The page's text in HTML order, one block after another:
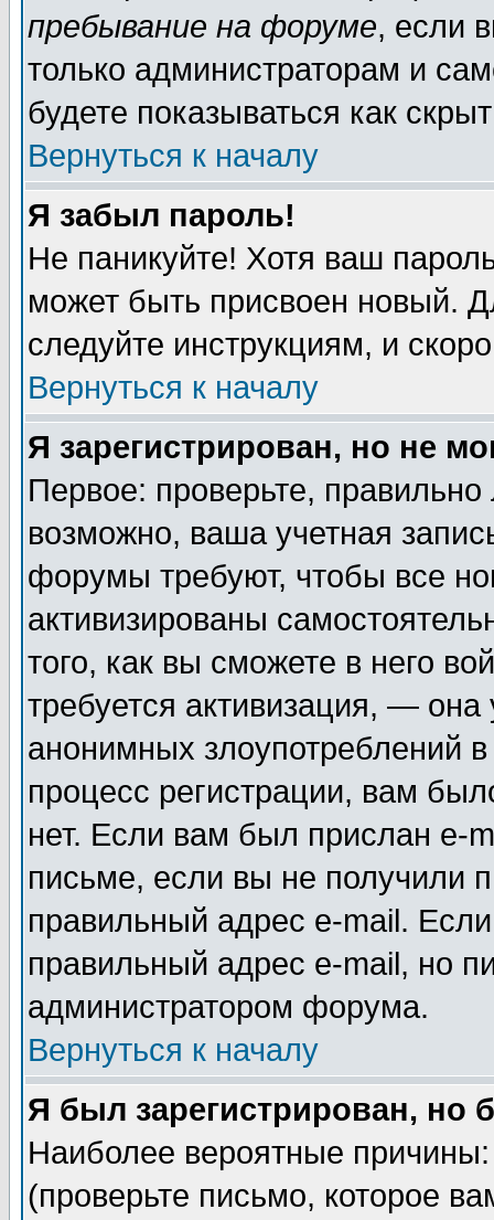
пребывание на форуме, если
только администраторам и
будете показываться как
Вернуться к началу
Я забыл пароль!
Не паникуйте! Хотя ваш
может быть присвоен новый.
следуйте инструкциям, и
Вернуться к началу
Я зарегистрирован, но не
Первое: проверьте,
возможно, ваша учетная
форумы требуют, чтобы все
активизированы
того, как вы сможете в него
требуется активизация, —
анонимных злоупотреблений
процесс регистрации, вам
нет. Если вам был прислан e-
письме, если вы не получили
правильный адрес e-mail.
правильный адрес e-mail, но
администратором форума.
Вернуться к началу
Я был зарегистрирован, но
Наиболее вероятные
(проверьте письмо, которое